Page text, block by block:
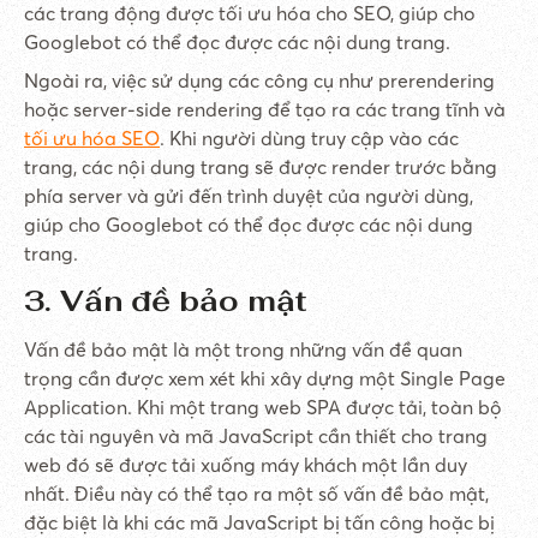
các trang động được tối ưu hóa cho SEO, giúp cho
Googlebot có thể đọc được các nội dung trang.
Ngoài ra, việc sử dụng các công cụ như prerendering
hoặc server-side rendering để tạo ra các trang tĩnh và
tối ưu hóa SEO. Khi người dùng truy cập vào các
trang, các nội dung trang sẽ được render trước bằng
phía server và gửi đến trình duyệt của người dùng,
giúp cho Googlebot có thể đọc được các nội dung
trang.
3. Vấn đề bảo mật
Vấn đề bảo mật là một trong những vấn đề quan
trọng cần được xem xét khi xây dựng một Single Page
Application. Khi một trang web SPA được tải, toàn bộ
các tài nguyên và mã JavaScript cần thiết cho trang
web đó sẽ được tải xuống máy khách một lần duy
nhất. Điều này có thể tạo ra một số vấn đề bảo mật,
đặc biệt là khi các mã JavaScript bị tấn công hoặc bị